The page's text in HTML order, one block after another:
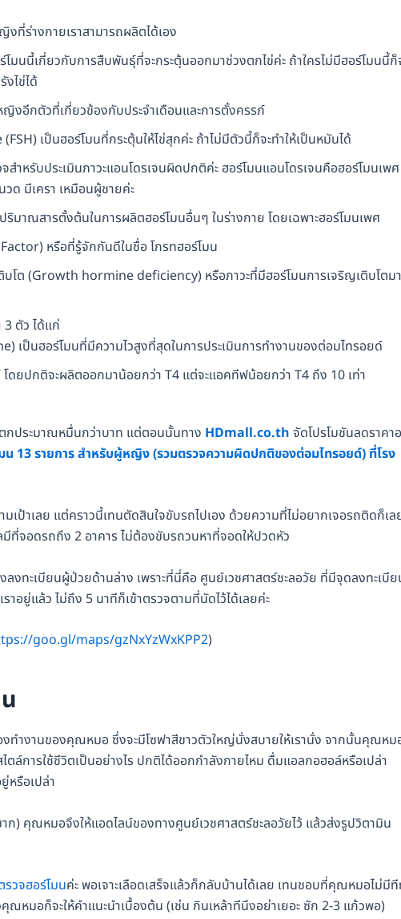
ที่ร่างกายเราสามารถผลิตได้เอง
นนี้เกี่ยวกับการสืบพันธุ์ที่จะกระตุ้นออกมาช่วงตกไข่ค่ะ ถ้าใครไม่มีฮอร์โมนนี้ก็
ไข่ได้
ญิงอีกตัวที่เกี่ยวข้องกับประจำเดือนและการตั้งครรภ์
เป็นฮอร์โมนที่กระตุ้นให้ไข่สุกค่ะ ถ้าไม่มีตัวนี้ก็จะทำให้เป็นหมันได้
รับประเมินภาวะแอนโดรเจนผิดปกติค่ะ ฮอร์โมนแอนโดรเจนคือฮอร์โมนเพศ
ด มีเครา เหมือนผู้ชายค่ะ
มาณสารตั้งต้นในการผลิตฮอร์โมนอื่นๆ ในร่างกาย โดยเฉพาะฮอร์โมนเพศ
หรือที่รู้จักกันดีในชื่อ โกรทฮอร์โมน
บโต (Growth hormine deficiency) หรือภาวะที่มีฮอร์โมนการเจริญเติบโตม
ตัว ได้แก่
ป็นฮอร์โมนที่มีความไวสูงที่สุดในการประเมินการทำงานของต่อมไทรอยด์
ยปกติจะผลิตออกมาน้อยกว่า T4 แต่จะแอคทีฟน้อยกว่า T4 ถึง 10 เท่า
กประมาณหมื่นกว่าบาท แต่ตอนนั้นทาง HDmall.co.th จัดโปรโมชันลดราคา
น 13 รายการ สำหรับผู้หญิง (รวมตรวจความผิดปกติของต่อมไทรอยด์) ที่โรง
เป้าเลย แต่คราวนี้เทนตัดสินใจขับรถไปเอง ด้วยความที่ไม่อยากเจอรถติดก็เล
ที่จอดรถถึง 2 อาคาร ไม่ต้องขับรถวนหาที่จอดให้ปวดหัว
งทะเบียนผู้ป่วยด้านล่าง เพราะที่นี่คือ ศูนย์เวชศาสตร์ชะลอวัย ที่มีจุดลงทะเบี
อยู่แล้ว ไม่ถึง 5 นาทีก็เข้าตรวจตามที่นัดไว้ได้เลยค่ะ
goo.gl/maps/gzNxYzWxKPP2)
ทำงานของคุณหมอ ซึ่งจะมีโซฟาสีขาวตัวใหญ่นั่งสบายให้เรานั่ง จากนั้นคุณหม
ล์การใช้ชีวิตเป็นอย่างไร ปกติได้ออกกำลังกายไหม ดื่มแอลกอฮอล์หรือเปล่า
หรือเปล่า
าก) คุณหมอจึงให้แอดไลน์ของทางศูนย์เวชศาสตร์ชะลอวัยไว้ แล้วส่งรูปวิตามิน
รวจฮอร์โมนค่ะ พอเจาะเลือดเสร็จแล้วก็กลับบ้านได้เลย เทนชอบที่คุณหมอไม่มี
ณหมอก็จะให้คำแนะนำเบื้องต้น (เช่น กินเหล้าทีนึงอย่าเยอะ ซัก 2-3 แก้วพอ)